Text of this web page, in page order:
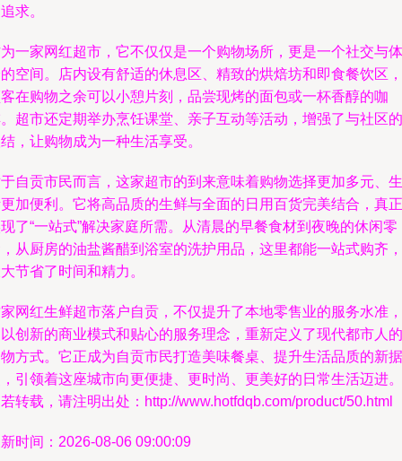
求。
一家网红超市，它不仅仅是一个购物场所，更是一个社交与体
空间。店内设有舒适的休息区、精致的烘焙坊和即食餐饮区，
在购物之余可以小憩片刻，品尝现烤的面包或一杯香醇的咖
超市还定期举办烹饪课堂、亲子互动等活动，增强了与社区的
，让购物成为一种生活享受。
自贡市民而言，这家超市的到来意味着购物选择更加多元、生
加便利。它将高品质的生鲜与全面的日用百货完美结合，真正
了“一站式”解决家庭所需。从清晨的早餐食材到夜晚的休闲零
从厨房的油盐酱醋到浴室的洗护用品，这里都能一站式购齐，
节省了时间和精力。
网红生鲜超市落户自贡，不仅提升了本地零售业的服务水准，
创新的商业模式和贴心的服务理念，重新定义了现代都市人的
方式。它正成为自贡市民打造美味餐桌、提升生活品质的新据
引领着这座城市向更便捷、更时尚、更美好的日常生活迈进。
转载，请注明出处：http://www.hotfdqb.com/product/50.html
时间：2026-08-06 09:00:09